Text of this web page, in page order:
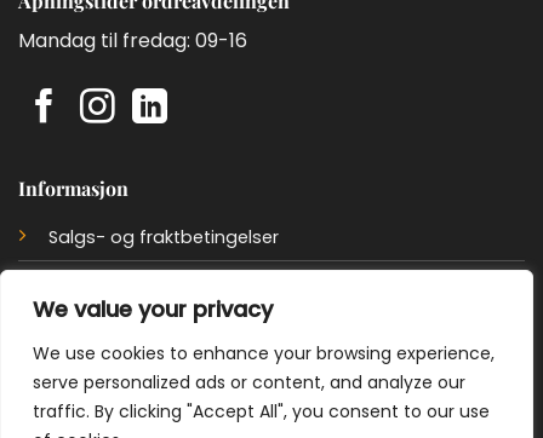
We value your privacy
We use cookies to enhance your browsing experience,
serve personalized ads or content, and analyze our
traffic. By clicking "Accept All", you consent to our use
Mandag til fredag: 09-16
Informasjon
Salgs- og fraktbetingelser
Personvernerklæring
Cookie policy